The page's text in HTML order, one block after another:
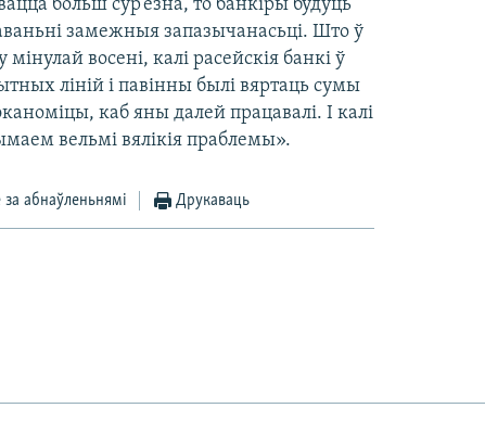
больш сур’ёзна, то банкіры будуць
замежныя запазычанасьці. Што ў
восені, калі расейскія банкі ў
ліній і павінны былі вяртаць сумы
каб яны далей працавалі. І калі
вельмі вялікія праблемы».
абнаўленьнямі Друкаваць